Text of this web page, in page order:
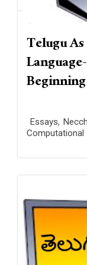
Telugu
Beginning
Essays,
Computational